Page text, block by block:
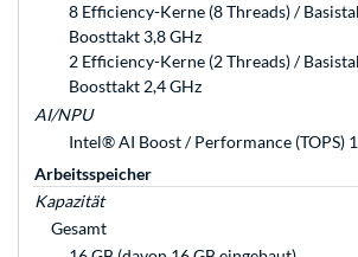
8 Efficiency-Kerne (8 Threads) /
Boosttakt 3,8 GHz
2 Efficiency-Kerne (2 Threads) /
Boosttakt 2,4 GHz
AI/NPU
Intel® AI Boost / Performance (TOPS)
Arbeitsspeicher
Kapazität
Gesamt